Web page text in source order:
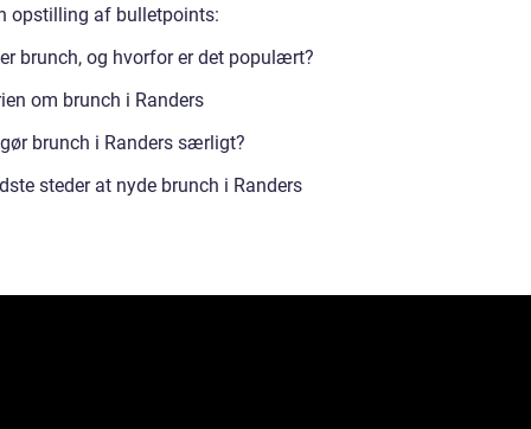
opstilling af bulletpoints:
brunch, og hvorfor er det populært?
om brunch i Randers
brunch i Randers særligt?
steder at nyde brunch i Randers